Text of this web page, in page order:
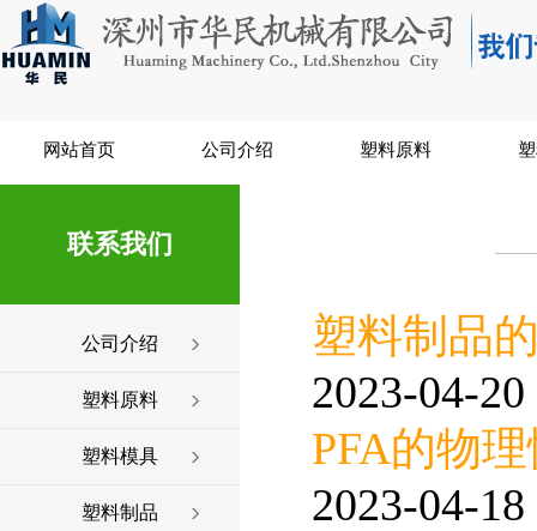
网站首页 公司介绍 塑料原料
联系我们
公司介绍
塑料原料
塑料模具
塑料制品
塑料制品
2023-04-
PFA的物
2023-04-